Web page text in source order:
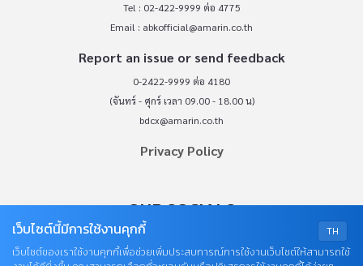
Tel : 02-422-9999 ต่อ 4775
Email : abkofficial@amarin.co.th
Report an issue or send feedback
0-2422-9999 ต่อ 4180
(จันทร์ - ศุกร์ เวลา 09.00 - 18.00 น)
bdcx@amarin.co.th
Privacy Policy
OUR SOCIALS
TH
เว็บไซต์นี้มีการใช้งานคุกกี้
เว็บไซต์ของเราใช้งานคุกกี้เพื่อช่วยเพิ่มประสบการณ์การใช้งานเว็บไซต์ให้สามารถใช้